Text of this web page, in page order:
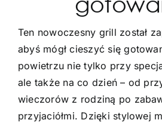
Ten nowoczesny grill został
abyś mógł cieszyć się
powietrzu nie tylko przy
ale także na co dzień – od
wieczorów z rodziną po
przyjaciółmi. Dzięki stylowej